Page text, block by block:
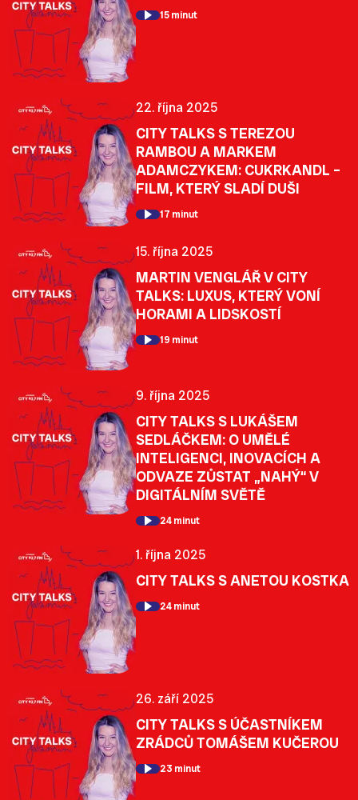
15 minut
22. října 2025
CITY TALKS S TEREZOU
RAMBOU A MARKEM
ADAMCZYKEM: CUKRKANDL –
FILM, KTERÝ SLADÍ DUŠI
17 minut
15. října 2025
MARTIN VENGLÁŘ V CITY
TALKS: LUXUS, KTERÝ VONÍ
HORAMI A LIDSKOSTÍ
19 minut
9. října 2025
CITY TALKS S LUKÁŠEM
SEDLÁČKEM: O UMĚLÉ
INTELIGENCI, INOVACÍCH A
ODVAZE ZŮSTAT „NAHÝ“ V
DIGITÁLNÍM SVĚTĚ
24 minut
1. října 2025
CITY TALKS S ANETOU KOSTKA
24 minut
26. září 2025
CITY TALKS S ÚČASTNÍKEM
ZRÁDCŮ TOMÁŠEM KUČEROU
23 minut